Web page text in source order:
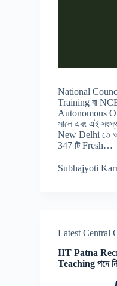
National
Training বা
Autonomous
সালে এবং এই
New Delhi তে
347 টি Fresh…
Subhajyoti
Latest Central
IIT Patna
Teaching পদে